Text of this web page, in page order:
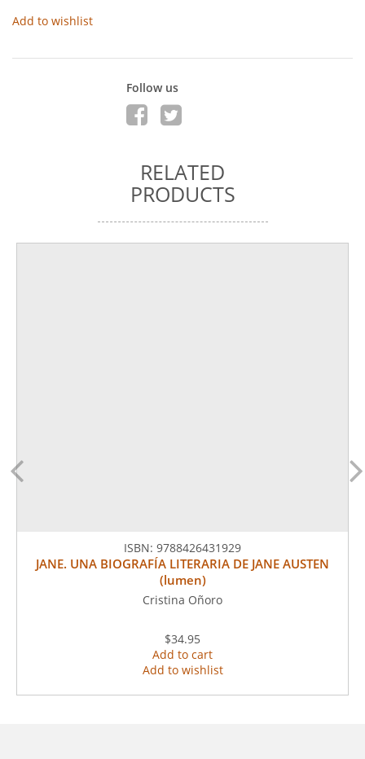
Add to wishlist
Follow us
RELATED
PRODUCTS
ISBN: 9788426431929
JANE. UNA BIOGRAFÍA LITERARIA DE JANE AUSTEN
(lumen)
Cristina Oñoro
$34.95
Add to cart
Add to wishlist